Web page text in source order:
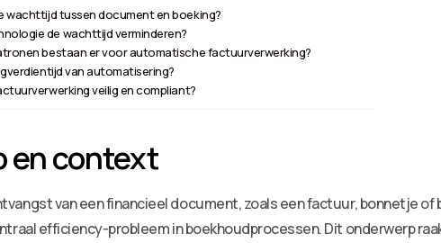
wachttijd tussen document en boeking?
de wachttijd verminderen?
bestaan er voor automatische factuurverwerking?
van automatisering?
veilig en compliant?
en context
van een financieel document, zoals een factuur, bonnetje of
efficiency-probleem in boekhoudprocessen. Dit onderwerp